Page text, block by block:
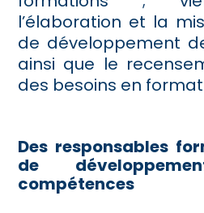
l’élaboration et la
de développement
ainsi que le
des besoins en
Des responsables
de
compétences